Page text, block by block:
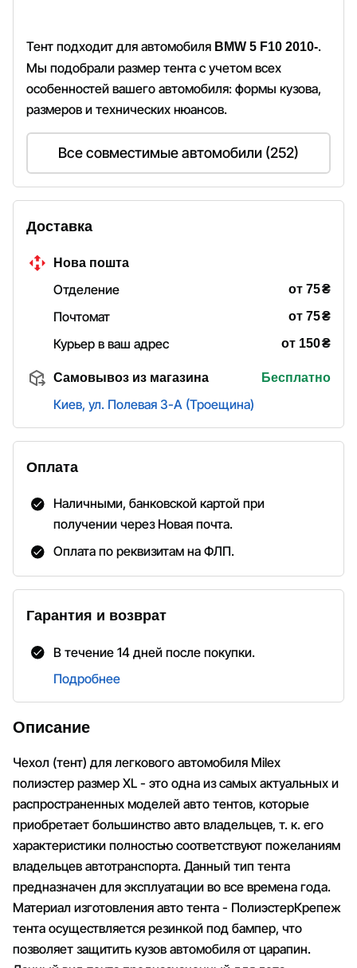
Описание
Чехол (тент) для легкового автомобиля Milex
полиэстер размер XL - это одна из самых актуальных и
распространенных моделей авто тентов, которые
приобретает большинство авто владельцев, т. к. его
характеристики полностью соответствуют пожеланиям
владельцев автотранспорта. Данный тип тента
предназначен для эксплуатации во все времена года.
Материал изготовления авто тента - ПолиэстерКрепеж
тента осуществляется резинкой под бампер, что
позволяет защитить кузов автомобиля от царапин.
Тент подходит для автомобиля BMW 5 F10 2010-.
Мы подобрали размер тента с учетом всех
особенностей вашего автомобиля: формы кузова,
размеров и технических нюансов.
Все совместимые автомобили (252)
Доставка
Нова пошта
Отделение от 75₴
Почтомат
от 75₴
Курьер в ваш адрес
от 150₴
Самовывоз из магазина Бесплатно
Киев, ул. Полевая 3-А (Троещина)
Оплата
Наличными, банковской картой при
получении через Новая почта.
Оплата по реквизитам на ФЛП.
Гарантия и возврат
В течение 14 дней после покупки.
Подробнее